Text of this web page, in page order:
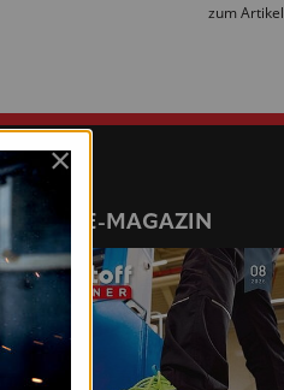
zum Artikel
ONLINE-MAGAZIN
×